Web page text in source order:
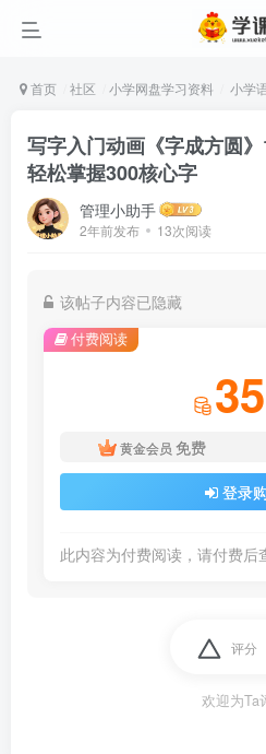
首页 社区 小学网盘学习资料 小学
写字入门动画《字成方圆
轻松掌握300核心字
管理小助手
2年前发布 13次阅读
该帖子内容已隐藏
付费阅读
35
黄金会员 免费
登录
此内容为付费阅读，请付费后
评分
欢迎为Ta